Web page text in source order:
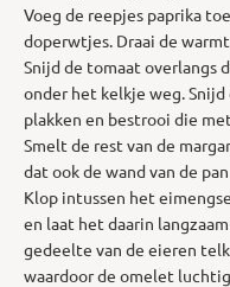
Voeg de reepjes paprika
doperwtjes. Draai de
Snijd de tomaat overlangs
onder het kelkje weg.
plakken en bestrooi die
Smelt de rest van de
dat ook de wand van de
Klop intussen het
en laat het daarin
gedeelte van de eieren
waardoor de omelet